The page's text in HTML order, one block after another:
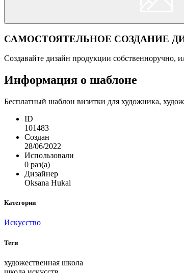
САМОСТОЯТЕЛЬНОЕ СОЗДАНИЕ
Создавайте дизайн продукции собственноручно,
Информация о шаблоне
Бесплатный шаблон визитки для художника,
ID
101483
Создан
28/06/2022
Использовали
0 раз(а)
Дизайнер
Oksana Hukal
Категории
Искусство
Теги
художественная школа